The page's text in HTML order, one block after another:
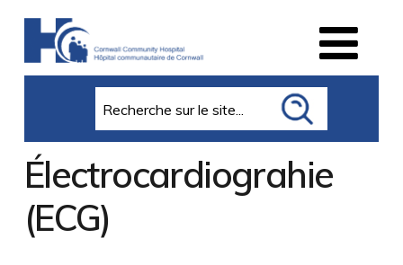
Électrocardiograhie
(ECG)